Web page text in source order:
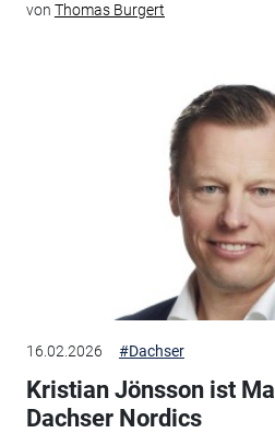
von Thomas Burgert
16.02.2026 #Dachser
Kristian Jönsson ist
Dachser Nordics